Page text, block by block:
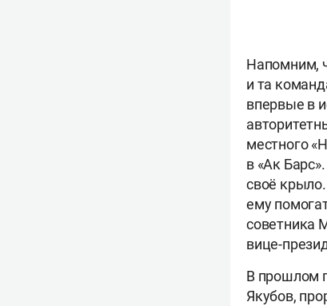
Напомним,
и та
впервые в
местного
в «Ак
своё
ему
советника
вице-
В прошлом
Якубов,